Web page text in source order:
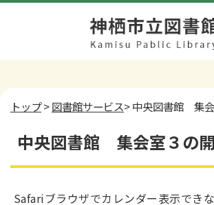
トップ>図書館サービス> 中央図書館 集
中央図書館 集会室３の
Safariブラウザでカレンダー表示でき